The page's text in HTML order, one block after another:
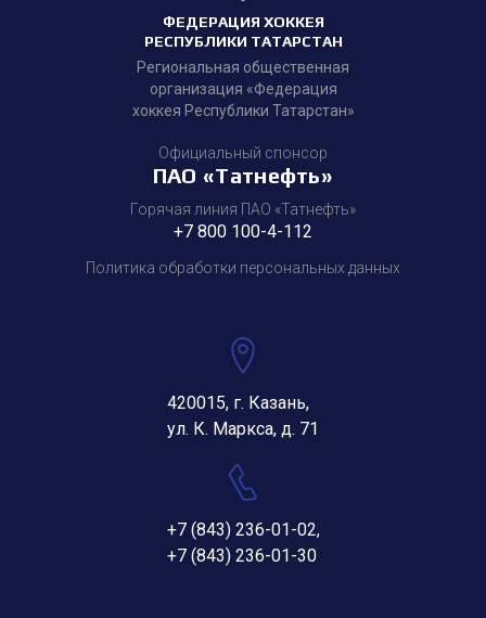
ФЕДЕРАЦИЯ ХОККЕЯ
РЕСПУБЛИКИ ТАТАРСТАН
Региональная общественная
организация «Федерация
хоккея Республики Татарстан»
Официальный спонсор
ПАО «Татнефть»
Горячая линия ПАО «Татнефть»
+7 800 100-4-112
Политика обработки персональных данных
420015, г. Казань,
ул. К. Маркса, д. 71
+7 (843) 236-01-02,
+7 (843) 236-01-30